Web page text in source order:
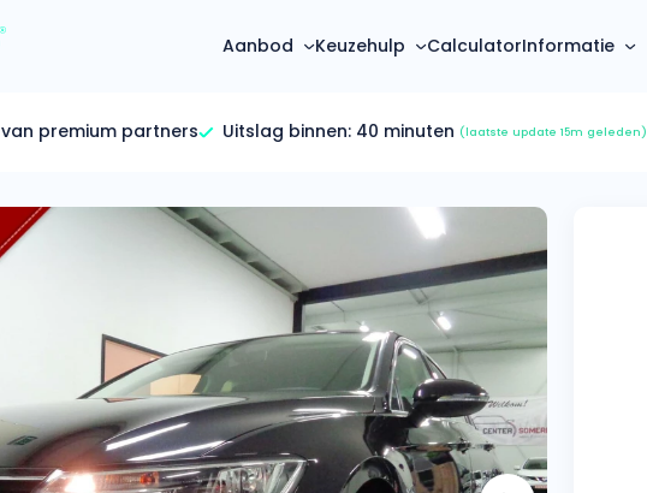
Aanbod
Gehele aanbod
Bekijk volledig aanbod
Hele aanbod
Bekijk alle stadsauto’s
EV’s/Hybrides
Bekijk alle electrische auto’s
Mercedes-Benz
Volkswagen
(4500+ auto's)
Volvo
(1000+ auto's)
Audi
(2000+ auto's)
Keuzehulp
Hoeveel kan ik lenen?
Calculator
Maandbedrag berekenen
Offerte vergelijken
Wij geven jou een betere deal
CalculatorInformatie
Over ons
Gehele FAQ’s
Bekijk volledige FAQ’s
Zakelijk
Vragen over zakelijk
Particulier
Vragen over particulier
van premium partners Uitslag binnen: 40 minuten (laatste update 15m geleden)